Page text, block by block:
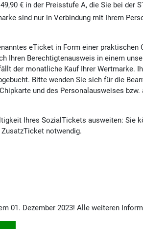
€ in der Preisstufe A, die Sie bei der
sind nur in Verbindung mit Ihrem
eTicket in Form einer
Ihren Berechtigtenausweis in einem
der monatliche Kauf Ihrer Wertmarke.
Bitte wenden Sie sich für die
und des Personalausweises
Ihres SozialTickets ausweiten: Sie
notwendig.
01. Dezember 2023! Alle weiteren